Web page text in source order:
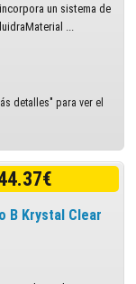
un sistema de
...
detalles" para ver el
B Krystal Clear